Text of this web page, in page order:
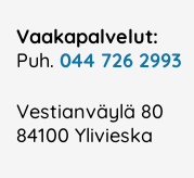
Vaakapalvelut:
Puh. 044 726 2993
Vestianväylä 80
84100 Ylivieska